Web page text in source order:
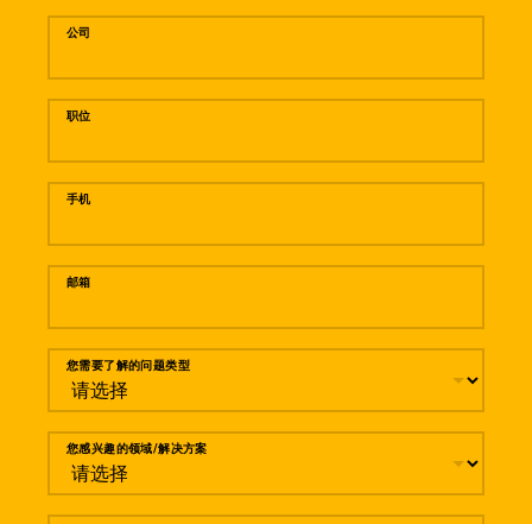
公司
职位
手机
邮箱
您需要了解的问题类型
您感兴趣的领域/解决方案